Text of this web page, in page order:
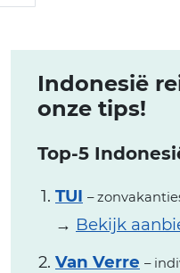
Indonesië
onze tips!
Top-5
TUI –
→ Bekijk
Van Verre –